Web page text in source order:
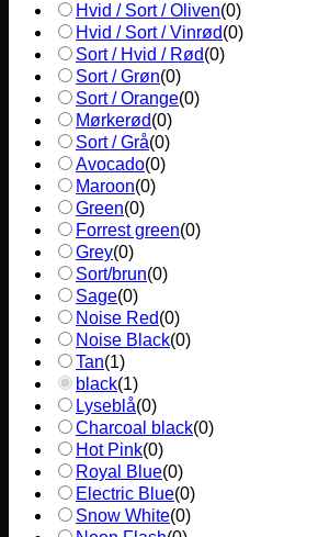
Hvid / Sort / Oliven(0)
Hvid / Sort / Vinrød(0)
Sort / Hvid / Rød(0)
Sort / Grøn(0)
Sort / Orange(0)
Mørkerød(0)
Sort / Grå(0)
Avocado(0)
Maroon(0)
Green(0)
Forrest green(0)
Grey(0)
Sort/brun(0)
Sage(0)
Noise Red(0)
Noise Black(0)
Tan(1)
black(1)
Lyseblå(0)
Charcoal black(0)
Hot Pink(0)
Royal Blue(0)
Electric Blue(0)
Snow White(0)